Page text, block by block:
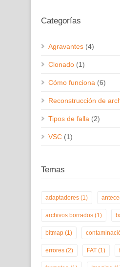
Categorías
Agravantes (4)
Clonado (1)
Cómo funciona (6)
Reconstrucción de
Tipos de falla (2)
VSC (1)
Temas
adaptadores (1)
archivos borrados (1)
bitmap (1)
errores (2) FAT (1)